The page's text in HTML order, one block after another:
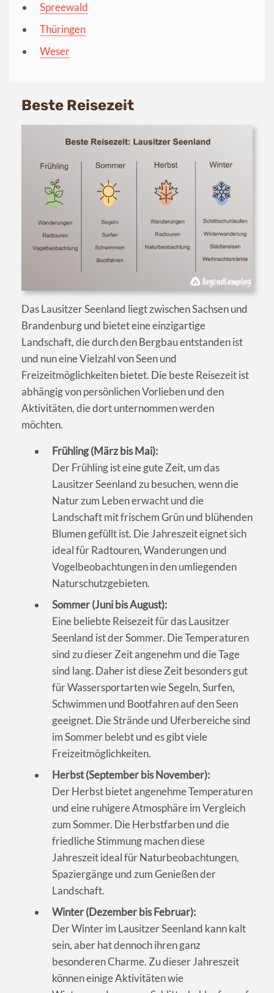
Spreewald
Thüringen
Weser
Beste Reisezeit
Das Lausitzer Seenland liegt zwischen Sachsen und
Brandenburg und bietet eine einzigartige
Landschaft, die durch den Bergbau entstanden ist
und nun eine Vielzahl von Seen und
Freizeitmöglichkeiten bietet. Die beste Reisezeit ist
abhängig von persönlichen Vorlieben und den
Aktivitäten, die dort unternommen werden
möchten.
Frühling (März bis Mai):
Der Frühling ist eine gute Zeit, um das
Lausitzer Seenland zu besuchen, wenn die
Natur zum Leben erwacht und die
Landschaft mit frischem Grün und blühenden
Blumen gefüllt ist. Die Jahreszeit eignet sich
ideal für Radtouren, Wanderungen und
Vogelbeobachtungen in den umliegenden
Naturschutzgebieten.
Sommer (Juni bis August):
Eine beliebte Reisezeit für das Lausitzer
Seenland ist der Sommer. Die Temperaturen
sind zu dieser Zeit angenehm und die Tage
sind lang. Daher ist diese Zeit besonders gut
für Wassersportarten wie Segeln, Surfen,
Schwimmen und Bootfahren auf den Seen
geeignet. Die Strände und Uferbereiche sind
im Sommer belebt und es gibt viele
Freizeitmöglichkeiten.
Herbst (September bis November):
Der Herbst bietet angenehme Temperaturen
und eine ruhigere Atmosphäre im Vergleich
zum Sommer. Die Herbstfarben und die
friedliche Stimmung machen diese
Jahreszeit ideal für Naturbeobachtungen,
Spaziergänge und zum Genießen der
Landschaft.
Winter (Dezember bis Februar):
Der Winter im Lausitzer Seenland kann kalt
sein, aber hat dennoch ihren ganz
besonderen Charme. Zu dieser Jahreszeit
können einige Aktivitäten wie